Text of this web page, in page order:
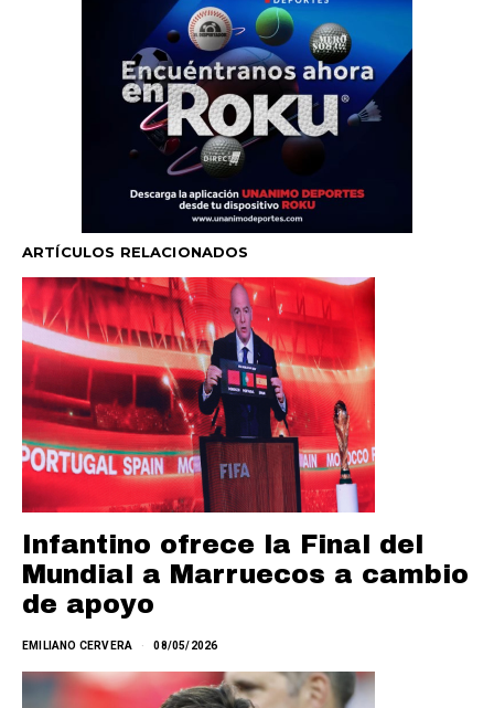
ARTÍCULOS RELACIONADOS
Infantino ofrece la Final del
Mundial a Marruecos a cambio
de apoyo
EMILIANO CERVERA 08/05/2026